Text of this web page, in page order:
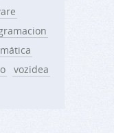
vozidea